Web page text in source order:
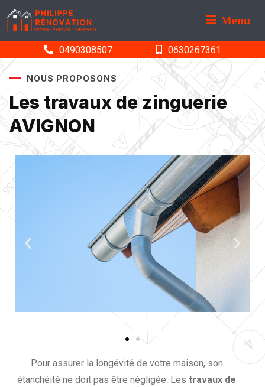
Menu
0490308507 0630267361
NOUS PROPOSONS
Les travaux de zinguerie
AVIGNON
Pour assurer la longévité de votre maison, son
étanchéité ne doit pas être négligée. Les travaux de